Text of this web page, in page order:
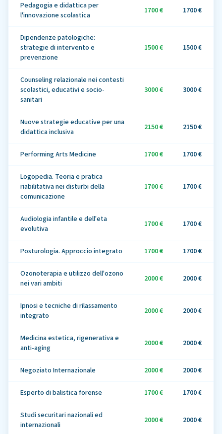
Pedagogia e didattica per
l'innovazione scolastica
1700 € 1700 €
Dipendenze patologiche:
strategie di intervento e
prevenzione
1500 € 1500 €
Counseling relazionale nei contesti
scolastici, educativi e socio-
sanitari
3000 € 3000 €
Nuove strategie educative per una
didattica inclusiva
2150 € 2150 €
Performing Arts Medicine 1700 € 1700 €
Logopedia. Teoria e pratica
riabilitativa nei disturbi della
comunicazione
1700 € 1700 €
Audiologia infantile e dell'eta
evolutiva
1700 € 1700 €
Posturologia. Approccio integrato 1700 € 1700 €
Ozonoterapia e utilizzo dell'ozono
nei vari ambiti
2000 € 2000 €
Ipnosi e tecniche di rilassamento
integrato
2000 € 2000 €
Medicina estetica, rigenerativa e
anti-aging
2000 € 2000 €
Negoziato Internazionale 2000 € 2000 €
Esperto di balistica forense 1700 € 1700 €
Studi securitari nazionali ed
internazionali
2000 € 2000 €